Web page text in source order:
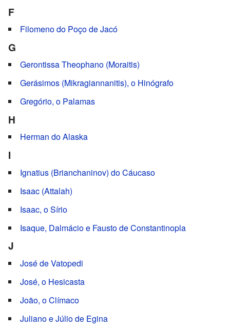
F
Filomeno do Poço de Jacó
G
Gerontissa Theophano (Moraitis)
Gerásimos (Mikragiannanitis), o Hinógrafo
Gregório, o Palamas
H
Herman do Alaska
I
Ignatius (Brianchaninov) do Cáucaso
Isaac (Attalah)
Isaac, o Sírio
Isaque, Dalmácio e Fausto de Constantinopla
J
José de Vatopedi
José, o Hesicasta
João, o Clímaco
Juliano e Júlio de Egina